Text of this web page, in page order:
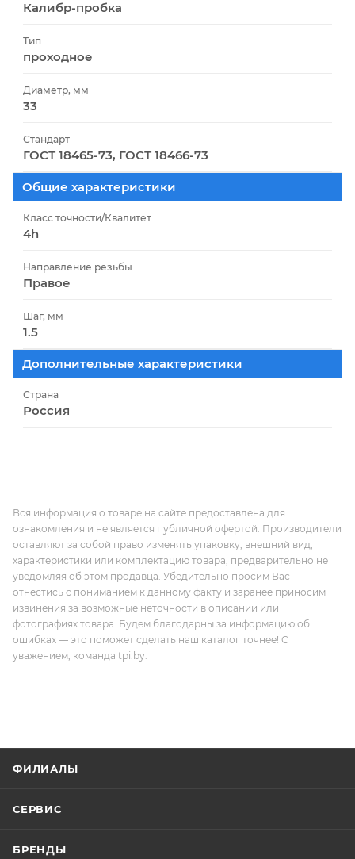
Калибр-пробка
Тип
проходное
Диаметр, мм
33
Стандарт
ГОСТ 18465-73, ГОСТ 18466-73
Общие характеристики
Класс точности/Квалитет
4h
Направление резьбы
Правое
Шаг, мм
1.5
Дополнительные характеристики
Страна
Россия
Вся информация о товаре на сайте предоставлена для
ознакомления и не является публичной офертой. Производители
оставляют за собой право изменять упаковку, внешний вид,
характеристики или комплектацию товара, предварительно не
уведомляя об этом продавца. Убедительно просим Вас
отнестись с пониманием к данному факту и заранее приносим
извинения за возможные неточности в описании или
фотографиях товара. Будем благодарны за информацию об
ошибках — это поможет сделать наш каталог точнее! С
уважением, команда tpi.by.
ФИЛИАЛЫ
СЕРВИС
БРЕНДЫ